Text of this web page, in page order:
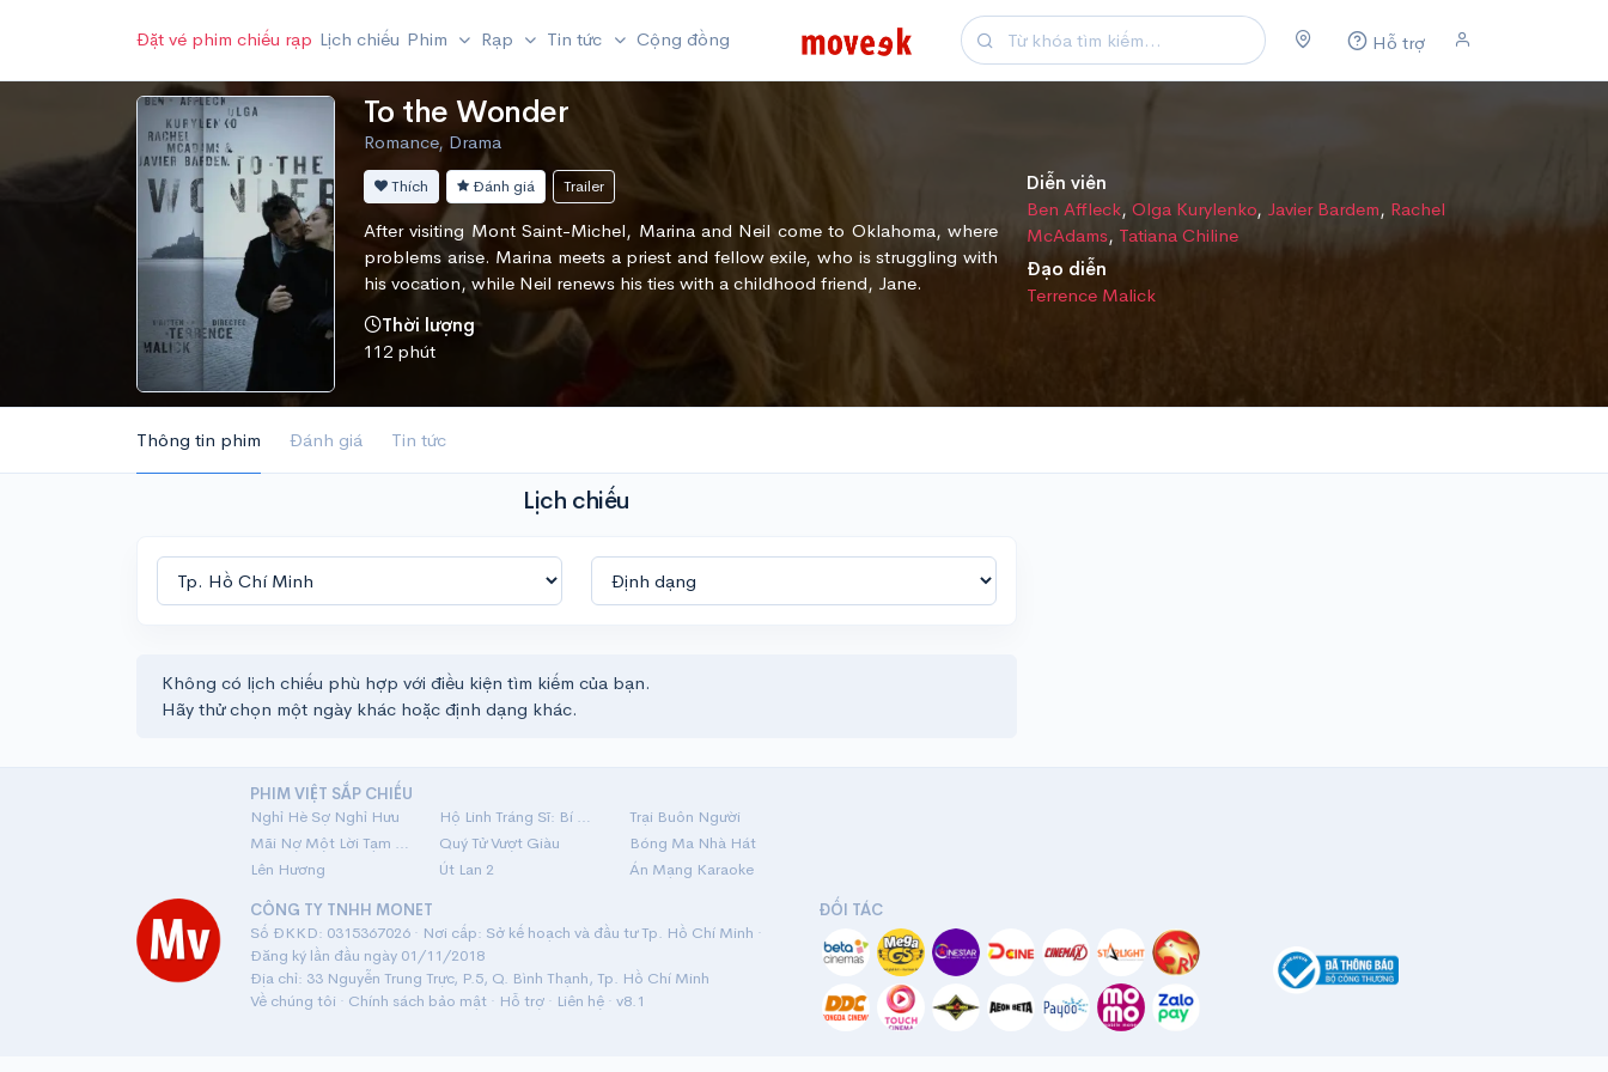
Hỗ trợ
Đặt vé phim chiếu rạp Lịch chiếu Phim Rạp Tin tức Cộng đồng
To the Wonder
Romance, Drama
Thích Đánh giá Trailer
After visiting Mont Saint-Michel, Marina and Neil come to Oklahoma, where
problems arise. Marina meets a priest and fellow exile, who is struggling with
his vocation, while Neil renews his ties with a childhood friend, Jane.
Thời lượng
112 phút
Diễn viên
Ben Affleck,Olga Kurylenko, Javier Bardem, Rachel
McAdams, Tatiana Chiline
Đạo diễn
Terrence Malick
Thông tin phim Đánh giá Tin tức
Lịch chiếu
Không có lịch chiếu phù hợp với điều kiện tìm kiếm của bạn.
Hãy thử chọn một ngày khác hoặc định dạng khác.
PHIM VIỆT SẮP CHIẾU
Nghỉ Hè Sợ Nghỉ Hưu
Hộ Linh Tráng Sĩ: Bí Ẩn Mộ Vua Đinh
Trại Buôn Người
Mãi Nợ Một Lời Tạm Biệt
Quý Tử Vượt Giàu
Bóng Ma Nhà Hát
Lên Hương
Út Lan 2
Án Mạng Karaoke
CÔNG TY TNHH MONET
Số ĐKKD: 0315367026 · Nơi cấp: Sở kế hoạch và đầu tư Tp. Hồ Chí Minh ·
Đăng ký lần đầu ngày 01/11/2018
Địa chỉ: 33 Nguyễn Trung Trực, P.5, Q. Bình Thạnh, Tp. Hồ Chí Minh
Về chúng tôi · Chính sách bảo mật· Hỗ trợ· Liên hệ· v8.1
ĐỐI TÁC